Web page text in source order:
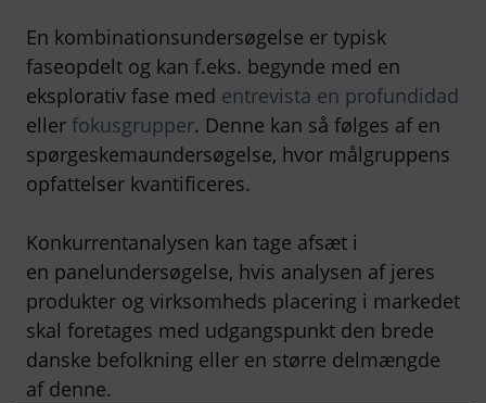
En kombinationsundersøgelse er typisk
faseopdelt og kan f.eks. begynde med en
eksplorativ fase med entrevista en profundidad
eller fokusgrupper. Denne kan så følges af en
spørgeskemaundersøgelse, hvor målgruppens
opfattelser kvantificeres.
Konkurrentanalysen kan tage afsæt i
en panelundersøgelse, hvis analysen af jeres
produkter og virksomheds placering i markedet
skal foretages med udgangspunkt den brede
danske befolkning eller en større delmængde
af denne.